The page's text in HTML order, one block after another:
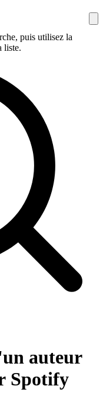
puis utilisez la
liste.
auteur
Spotify